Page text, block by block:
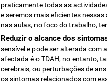
praticamente todas as
e seremos mais eficientes
nas aulas, no foco do trabalho,
Reduzir o alcance dos
sensível e pode ser alterada com
afectada é o TDAH, no entanto,
cerebrais, ou perturbações de
os sintomas relacionados com